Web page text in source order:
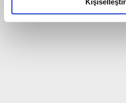
elimizden gelen çabayı
reklamların maliyetlerimizi
Kişiselleştir